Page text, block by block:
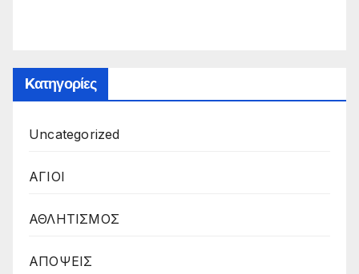
Kατηγορίες
Uncategorized
ΑΓΙΟΙ
ΑΘΛΗΤΙΣΜΟΣ
ΑΠΟΨΕΙΣ